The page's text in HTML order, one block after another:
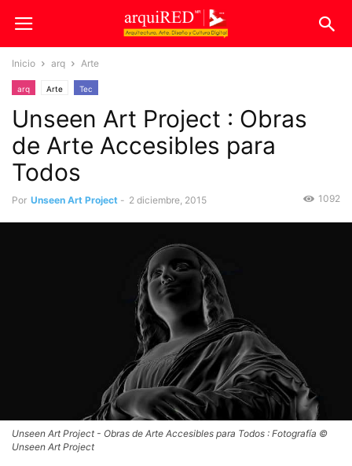
Inicio arq Arte
arq Arte Tec
Unseen Art Project : Obras
de Arte Accesibles para
Todos
Por Unseen Art Project - 2 diciembre, 2015 1092
Unseen Art Project - Obras de Arte Accesibles para Todos : Fotografía ©
Unseen Art Project